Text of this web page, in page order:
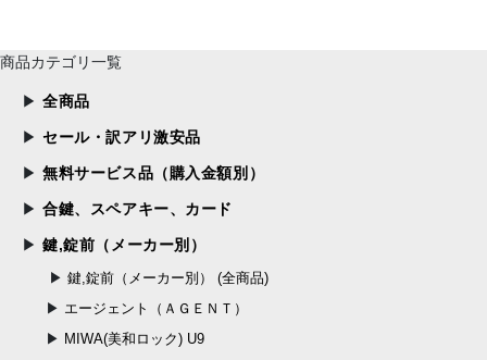
商品カテゴリ一覧
全商品
セール・訳アリ激安品
無料サービス品（購入金額別）
合鍵、スペアキー、カード
鍵,錠前（メーカー別）
鍵,錠前（メーカー別） (全商品)
エージェント（ＡＧＥＮＴ）
MIWA(美和ロック) U9